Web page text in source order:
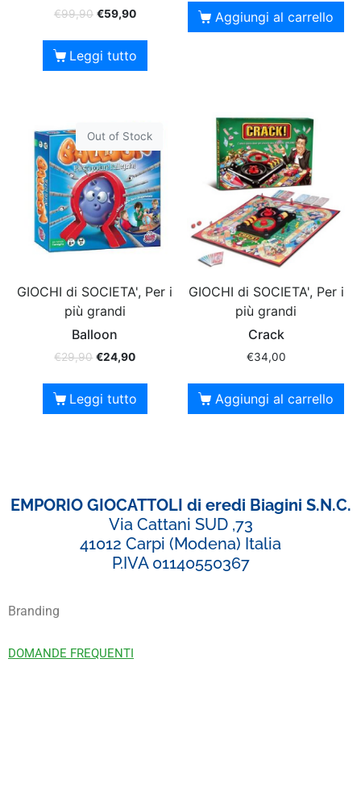
€99,90 €59,90
Leggi tutto
Aggiungi al carrello
Out of Stock
GIOCHI di SOCIETA', Per i
più grandi
Balloon
€29,90 €24,90
Leggi tutto
GIOCHI di SOCIETA', Per i
più grandi
Crack
€34,00
Aggiungi al carrello
EMPORIO GIOCATTOLI di eredi Biagini S.N.C.
Via Cattani SUD ,73
41012 Carpi (Modena) Italia
P.IVA 01140550367
Branding
DOMANDE FREQUENTI